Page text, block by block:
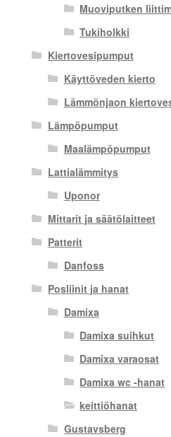
Muoviputken
Tukiholkki
Kiertovesipumput
Käyttöveden kierto
Lämmönjaon
Lämpöpumput
Maalämpöpumput
Lattialämmitys
Uponor
Mittarit ja säätölaitteet
Patterit
Danfoss
Posliinit ja hanat
Damixa
Damixa suihkut
Damixa varaosat
Damixa wc -hanat
keittiöhanat
Gustavsberg